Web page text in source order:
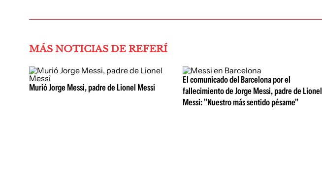
MÁS NOTICIAS DE REFERÍ
Murió Jorge Messi, padre de Lionel Messi
El comunicado del Barcelona por el
fallecimiento de Jorge Messi, padre de Lionel
Messi: "Nuestro más sentido pésame"